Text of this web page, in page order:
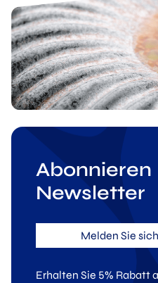
Abonnieren
Newsletter
Melden Sie
Erhalten Sie 5% Rabatt